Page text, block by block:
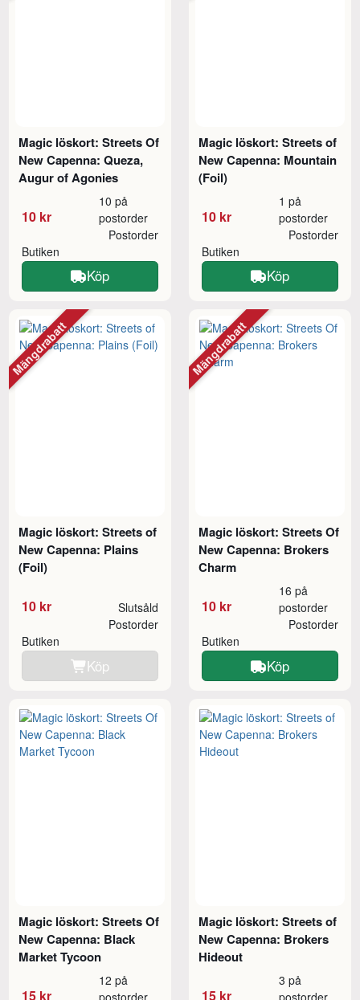
Magic löskort: Streets Of
New Capenna: Queza,
Augur of Agonies
10 kr
10 på
postorder
Butiken
Postorder
Köp
Magic löskort: Streets of
New Capenna: Mountain
(Foil)
10 kr
1 på
postorder
Butiken
Postorder
Köp
Magic löskort: Streets of
New Capenna: Plains
(Foil)
10 kr Slutsåld
Butiken
Postorder
Köp
Mängdrabatt
Magic löskort: Streets Of
New Capenna: Brokers
Charm
10 kr
16 på
postorder
Butiken
Postorder
Köp
Mängdrabatt
Magic löskort: Streets Of
New Capenna: Black
Market Tycoon
15 kr
12 på
Magic löskort: Streets of
New Capenna: Brokers
Hideout
15 kr
3 på